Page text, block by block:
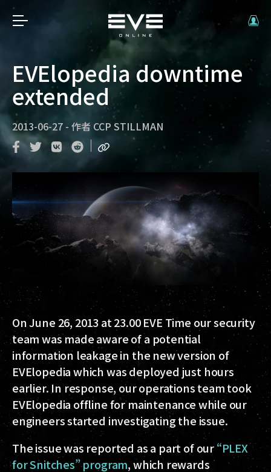
EVElopedia downtime
extended
2013-06-27 - 作者 CCP STILLMAN
On June 26, 2013 at 23.00 EVE Time our security
team was made aware of a potential
information leakage in the new version of
EVElopedia which was deployed just hours
earlier. In response, our operations team took
EVElopedia offline for maintenance while our
engineers started investigating the issue.
The issue was reported as a part of our“PLEX
for Snitches” program, which rewards